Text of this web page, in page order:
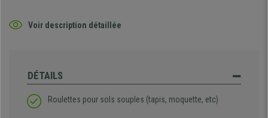
Voir description détaillée
DÉTAILS
Roulettes pour sols souples (tapis, moquette, etc)